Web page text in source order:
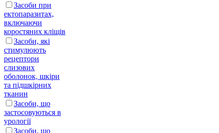
Засоби при
ектопаразитах,
включаючи
коростяних кліщів
Засоби, які
стимулюють
рецептори
слизових
оболонок, шкіри
та підшкірних
тканин
Засоби, що
застосовуються в
урології
Засоби, що